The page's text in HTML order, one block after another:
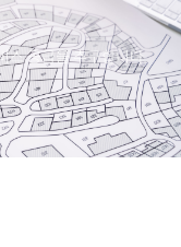
스 공급을 추구합니다.